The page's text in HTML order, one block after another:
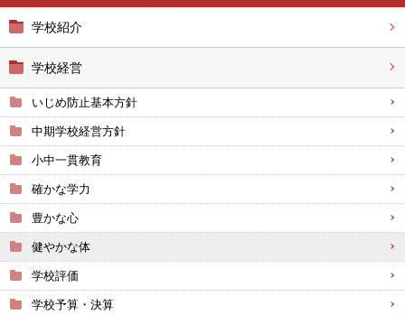
学校紹介
学校経営
いじめ防止基本方針
中期学校経営方針
小中一貫教育
確かな学力
豊かな心
健やかな体
学校評価
学校予算・決算